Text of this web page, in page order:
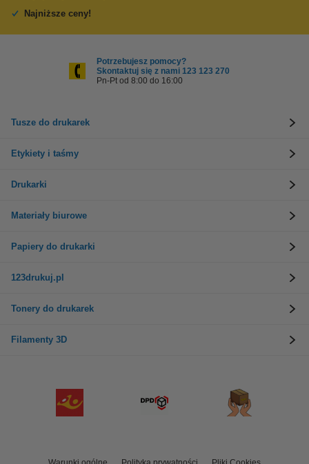
Najniższe ceny!
Potrzebujesz pomocy?
Skontaktuj się z nami 123 123 270
Pn-Pt od 8:00 do 16:00
Tusze do drukarek
Etykiety i taśmy
Drukarki
Materiały biurowe
Papiery do drukarki
123drukuj.pl
Tonery do drukarek
Filamenty 3D